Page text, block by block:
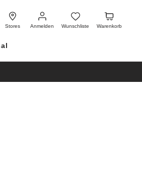
Stores Anmelden
Anmelden
Wunschliste
Wunschliste
Warenkorb
Warenkorb